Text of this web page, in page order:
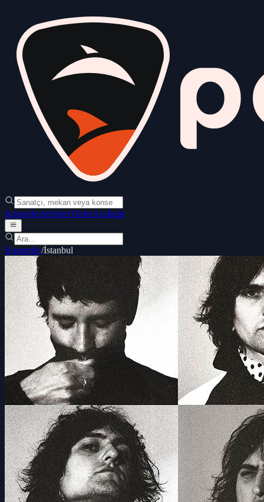
KonserlerŞehirlerTürlerAraİndir
Konserler/İstanbul